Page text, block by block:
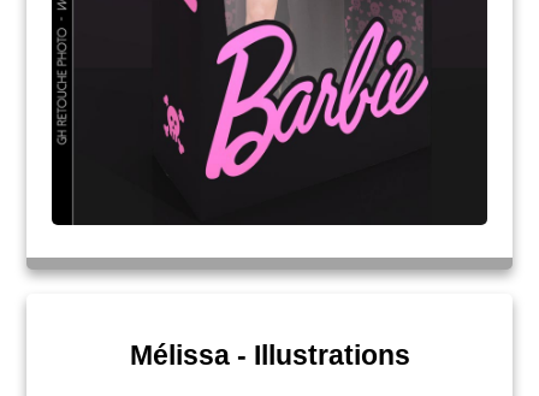
Mélissa- Illustrations